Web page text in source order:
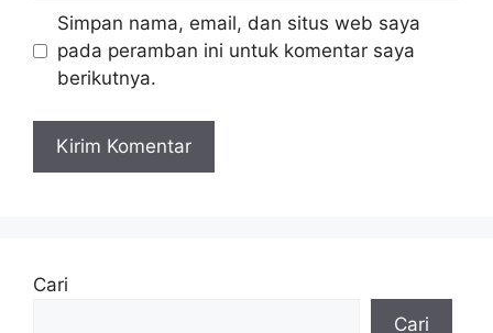
Simpan nama, email, dan situs web saya
pada peramban ini untuk komentar saya
berikutnya.
Cari
Cari